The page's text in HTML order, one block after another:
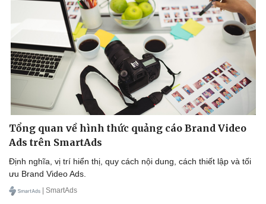
Tổng quan về hình thức quảng cáo Brand Video
Ads trên SmartAds
Định nghĩa, vị trí hiển thị, quy cách nội dung, cách thiết lập và tối
ưu Brand Video Ads.
| SmartAds